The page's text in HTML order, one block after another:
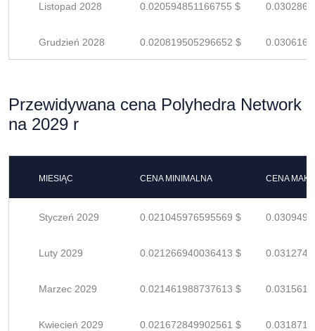
Listopad 2028 0.020594851166755 $
Grudzień 2028 0.020819505296652 $
Przewidywana cena Polyhedra Network
na 2029 r
MIESIĄC CENA MINIMALNA CENA
Styczeń 2029 0.021045976595569 $
Luty 2029 0.021266940036413 $
Marzec 2029 0.021461988737613 $
Kwiecień 2029 0.021672849902561 $